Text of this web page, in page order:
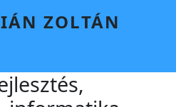
ZOLTÁN